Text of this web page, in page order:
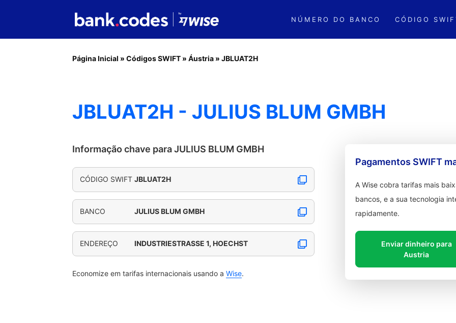
NÚMERO DO BANCO CÓDIGO
Página Inicial » Códigos SWIFT » Áustria » JBLUAT2H
JBLUAT2H - JULIUS BLUM GMBH
Informação chave para JULIUS BLUM GMBH
CÓDIGO SWIFT JBLUAT2H
BANCO JULIUS BLUM GMBH
ENDEREÇO INDUSTRIESTRASSE 1, HOECHST
Economize em tarifas internacionais usando a Wise.
Pagamentos SWIFT
A Wise cobra tarifas mais
bancos, e a sua tecnologia
rapidamente.
Enviar dinheiro para
Austria